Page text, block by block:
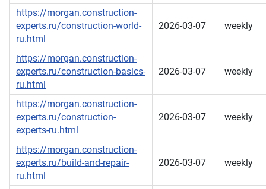
https://morgan.construction-
experts.ru/construction-world-
ru.html
2026-03-07 weekly
https://morgan.construction-
experts.ru/construction-basics-
ru.html
2026-03-07 weekly
https://morgan.construction-
experts.ru/construction-
experts-ru.html
2026-03-07 weekly
https://morgan.construction-
experts.ru/build-and-repair-
ru.html
2026-03-07 weekly